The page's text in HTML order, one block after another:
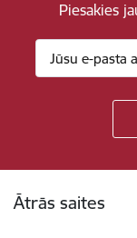
Piesakies
Ātrās saites